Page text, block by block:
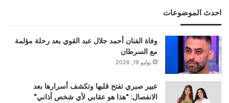
احدث الموضوعات
وفاة الفنان أحمد جلال عبد القوي بعد رحلة مؤلمة
مع السرطان
يوليو 19, 2026
عبير صبري تفتح قلبها وتكشف أسرارها بعد
الانفصال: “هذا هو عقابي لأي شخص أذاني”